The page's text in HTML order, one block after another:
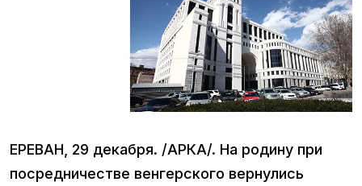
ЕРЕВАН, 29 декабря. /АРКА/. На родину при
посредничестве венгерского вернулись